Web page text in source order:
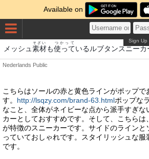
Available on
Sign Up
メッシュ 素材
そざい
も使って
つかって
いるルブタンスニーカ
Nederlands Public
こちらはソールの赤と黄色ラインがポップ
す。 http://lsqzy.com/brand-63.htmlポップな
なこと、全体がネイビーな点から派手すぎな
カーとしておすすめです。そして、こちらは
が特徴のスニーカーです。サイドのラインと
っていておしゃれです。スタイリッシュな
です。